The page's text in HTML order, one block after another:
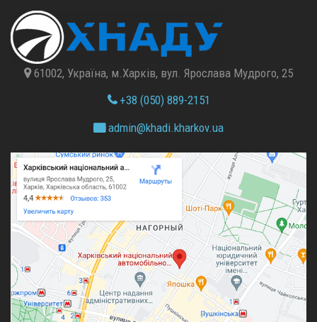
61002, Україна, м.Харків, вул. Ярослава Мудрого, 25
+38 (050) 889-2151
admin@khadi.kharkov.ua